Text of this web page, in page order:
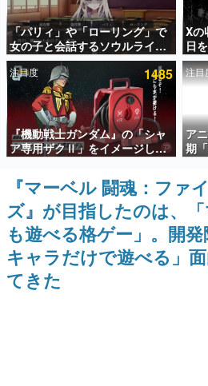
アプリセール情報
インタビュー
連載・特集一覧
殿堂入り記事
SNS拡散数が数千以上！
ど。多くの人々に読まれた
事をまとめました。
ゲームの企画書
名作ゲームクリエイターの
聞きし、ヒットする企画（
きます。
赫本
この物語を解いてはいけ
「パリィ」や「ローリング」で
女の子と会話するソウルライク
恋愛ゲーム『小早川さんはソウ
ルライク』無料公開。返事に失
敗すると「YOU DIED」
Xの
日
化
注目度 1485
『機動戦士ガンダム』の「シャ
ア専用ザクⅡ」をイメージした
散水ホースリールが予約開始。
本体にはシャアのパーソナルマ
ークやジオン公国軍のエンブレ
ム、型式番号などを配置
注目
ア
期
が
ん
『マーベル 闘魂：ファ
ズ』が目指したのは、
も遊べる格ゲー」。開
キャラだけで遊べる」
てきた